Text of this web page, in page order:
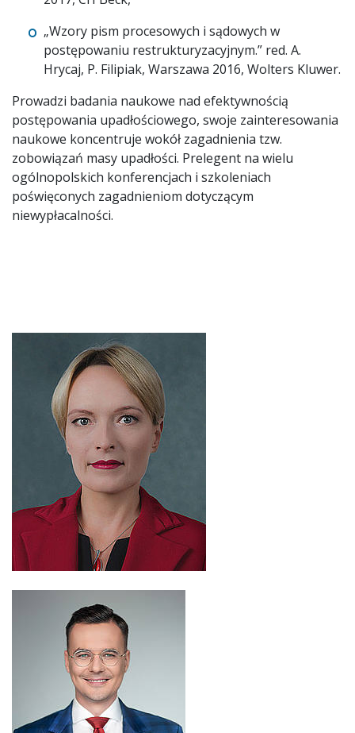
„Wzory pism procesowych i sądowych w
postępowaniu restrukturyzacyjnym.” red. A.
Hrycaj, P. Filipiak, Warszawa 2016, Wolters Kluwer.
Prowadzi badania naukowe nad efektywnością
postępowania upadłościowego, swoje zainteresowania
naukowe koncentruje wokół zagadnienia tzw.
zobowiązań masy upadłości. Prelegent na wielu
ogólnopolskich konferencjach i szkoleniach
poświęconych zagadnieniom dotyczącym
niewypłacalności.